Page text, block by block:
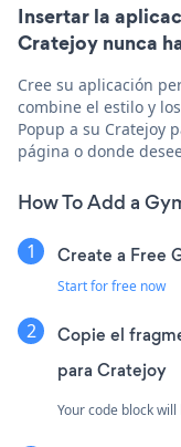
Insertar la
Cratejoy nunca
Cree su aplicación
combine el estilo y
Popup a su Cratejoy
página o donde
How To Add a
Create a Free
Start for free now
Copie el
para Cratejoy
Your code block